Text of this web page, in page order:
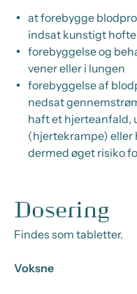
at forebygge
indsat kunstigt
forebyggelse og
vener eller i lungen
forebyggelse af
nedsat
haft et hjerteanfald,
(hjertekrampe)
dermed øget risiko
Dosering
Findes som tabletter.
Voksne